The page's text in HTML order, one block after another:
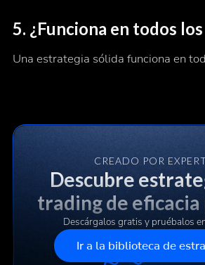
5. ¿Funciona en todos
Una estrategia sólida funciona en
CREADO POR
Descubre
trading de eficacia
Descárgalos gratis y pruébalos
Ir a la biblioteca de